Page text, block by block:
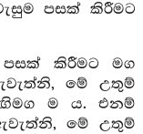
පසක් කිරීමට
කිරීමට මග
මේ උතුම්
ම ය. එනම්
මේ උතුම්